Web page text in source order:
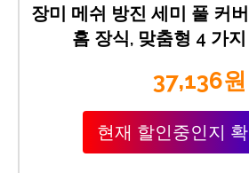
장미 메쉬 방진 세미 풀 커
홈 장식, 맞춤형 4 가
37,136원
현재 할인중인지